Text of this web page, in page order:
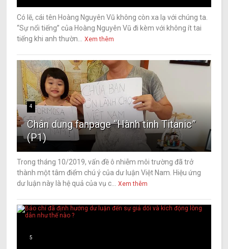
Có lẽ, cái tên Hoàng Nguyên Vũ không còn xa lạ với chúng ta.
“Sự nổi tiếng” của Hoàng Nguyên Vũ đi kèm với không ít tai
tiếng khi anh thườn...
Xem thêm
4
Chân dung fanpage “Hành tinh Titanic”
(P1)
Trong tháng 10/2019, vấn đề ô nhiễm môi trường đã trở
thành một tâm điểm chú ý của dư luận Việt Nam. Hiệu ứng
dư luận này là hệ quả của vụ c...
Xem thêm
5